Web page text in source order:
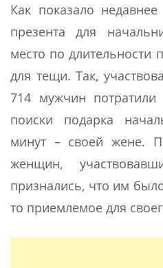
Как показало
презента для
место по длительности
для тещи. Так,
714 мужчин
поиски подарка
минут – своей жене.
женщин,
признались, что им
то приемлемое для